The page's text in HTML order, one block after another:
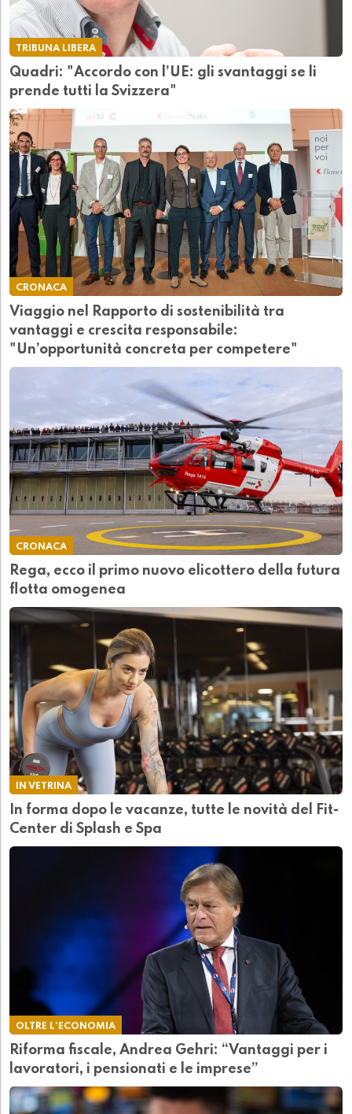
TRIBUNA LIBERA
Quadri: "Accordo con l’UE: gli svantaggi se li
prende tutti la Svizzera"
CRONACA
Viaggio nel Rapporto di sostenibilità tra
vantaggi e crescita responsabile:
"Un’opportunità concreta per competere"
CRONACA
Rega, ecco il primo nuovo elicottero della futura
flotta omogenea
IN VETRINA
In forma dopo le vacanze, tutte le novità del Fit-
Center di Splash e Spa
OLTRE L'ECONOMIA
Riforma fiscale, Andrea Gehri: “Vantaggi per i
lavoratori, i pensionati e le imprese”